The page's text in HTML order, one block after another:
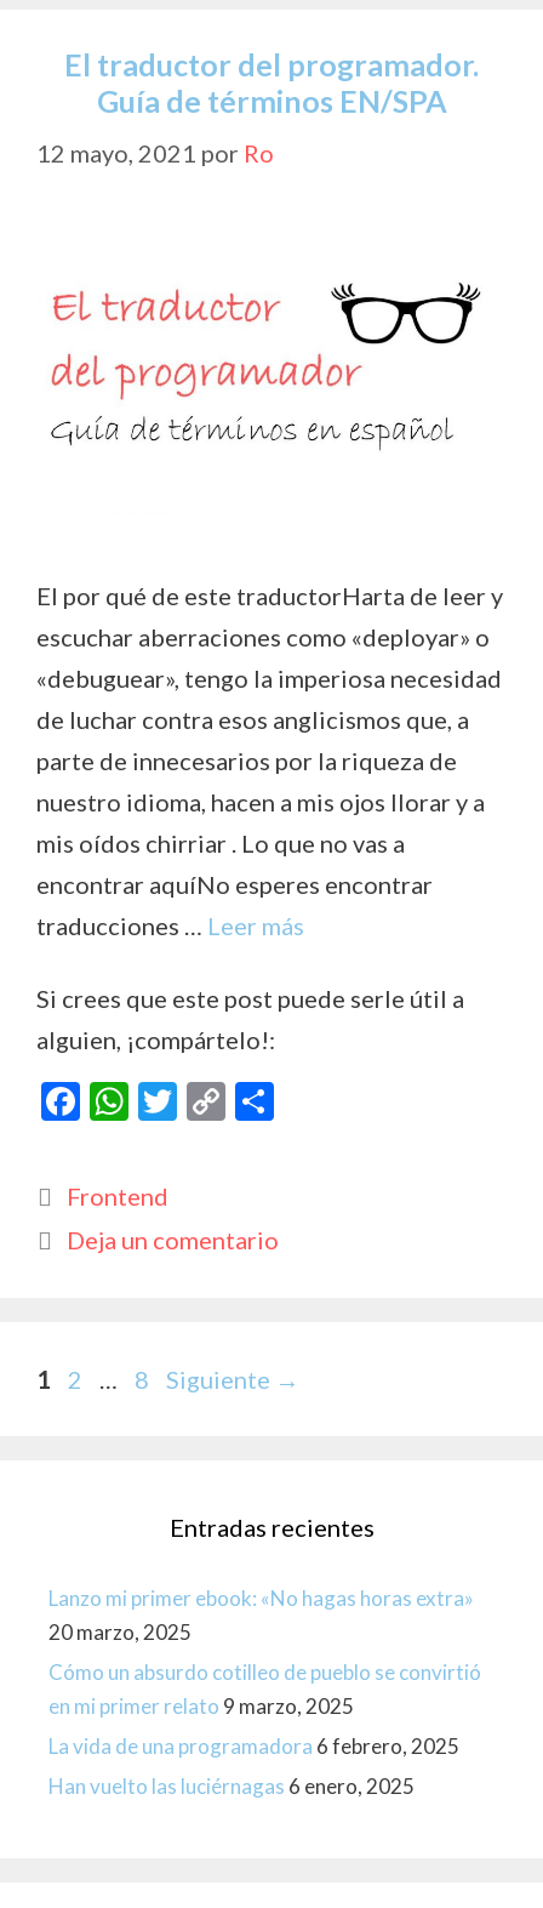
El traductor del programador.
Guía de términos EN/SPA
12 mayo, 2021 por Ro
El por qué de este traductorHarta de leer y
escuchar aberraciones como «deployar» o
«debuguear», tengo la imperiosa necesidad
de luchar contra esos anglicismos que, a
parte de innecesarios por la riqueza de
nuestro idioma, hacen a mis ojos llorar y a
mis oídos chirriar . Lo que no vas a
encontrar aquíNo esperes encontrar
traducciones … Leer más
Si crees que este post puede serle útil a
alguien, ¡compártelo!:
F
b
o
W
s
A
T
C
Li ar
Categorías
Frontend
Deja un comentario
Página
1 Página
2 … Página
8 Siguiente →
Entradas recientes
Lanzo mi primer ebook: «No hagas horas extra»
20 marzo, 2025
Cómo un absurdo cotilleo de pueblo se convirtió
en mi primer relato 9 marzo, 2025
La vida de una programadora 6 febrero, 2025
Han vuelto las luciérnagas 6 enero, 2025